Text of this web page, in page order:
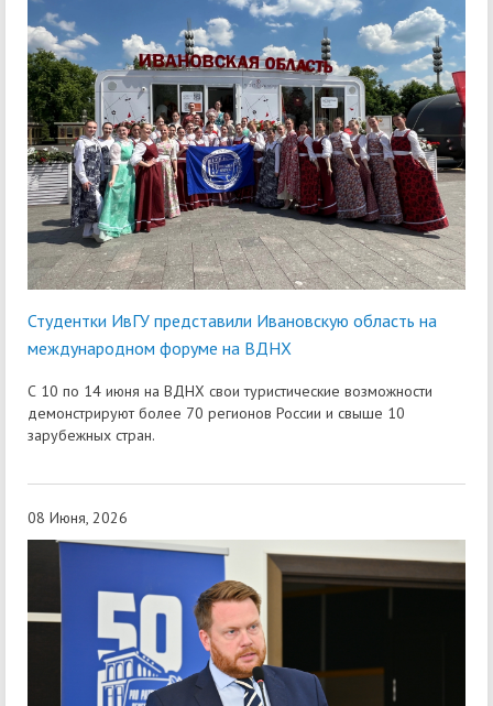
Студентки ИвГУ представили Ивановскую область на
международном форуме на ВДНХ
С 10 по 14 июня на ВДНХ свои туристические возможности
демонстрируют более 70 регионов России и свыше 10
зарубежных стран.
08 Июня, 2026